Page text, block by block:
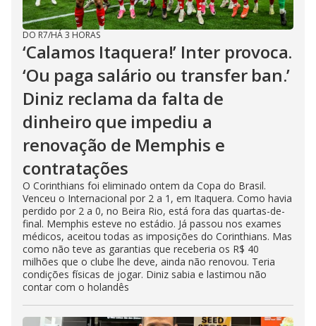
DO R7/HÁ 3 HORAS
‘Calamos Itaquera!’ Inter provoca.
‘Ou paga salário ou transfer ban.’
Diniz reclama da falta de
dinheiro que impediu a
renovação de Memphis e
contratações
O Corinthians foi eliminado ontem da Copa do Brasil.
Venceu o Internacional por 2 a 1, em Itaquera. Como havia
perdido por 2 a 0, no Beira Rio, está fora das quartas-de-
final. Memphis esteve no estádio. Já passou nos exames
médicos, aceitou todas as imposições do Corinthians. Mas
como não teve as garantias que receberia os R$ 40
milhões que o clube lhe deve, ainda não renovou. Teria
condições físicas de jogar. Diniz sabia e lastimou não
contar com o holandês